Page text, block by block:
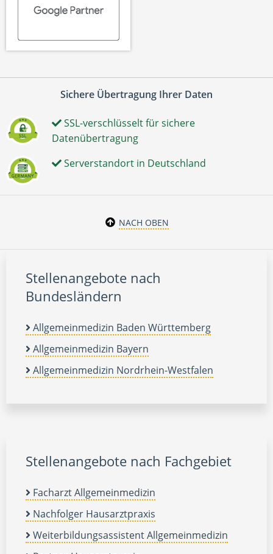
Sichere Übertragung Ihrer Daten
SSL-verschlüsselt für sichere
Datenübertragung
Serverstandort in Deutschland
NACH OBEN
Stellenangebote nach
Bundesländern
Allgemeinmedizin Baden Württemberg
Allgemeinmedizin Bayern
Allgemeinmedizin Nordrhein-Westfalen
Stellenangebote nach Fachgebiet
Facharzt Allgemeinmedizin
Nachfolger Hausarztpraxis
Weiterbildungsassistent Allgemeinmedizin